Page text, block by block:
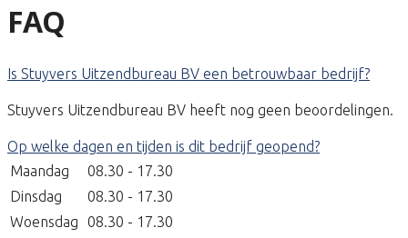
FAQ
Is Stuyvers Uitzendbureau BV een betrouwbaar bedrijf?
Stuyvers Uitzendbureau BV heeft nog geen beoordelingen.
Op welke dagen en tijden is dit bedrijf geopend?
Maandag
08.30 - 17.30
Dinsdag
08.30 - 17.30
Woensdag
08.30 - 17.30